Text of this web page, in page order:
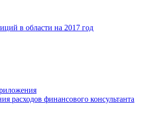
в области на 2017 год
расходов финансового консультанта